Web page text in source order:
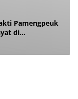
Pamengpeuk
di